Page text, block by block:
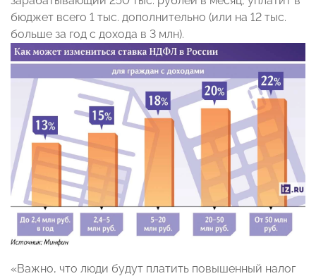
бюджет всего 1 тыс. дополнительно (или на 12 тыс.
больше за год с дохода в 3 млн).
«Важно, что люди будут платить повышенный налог